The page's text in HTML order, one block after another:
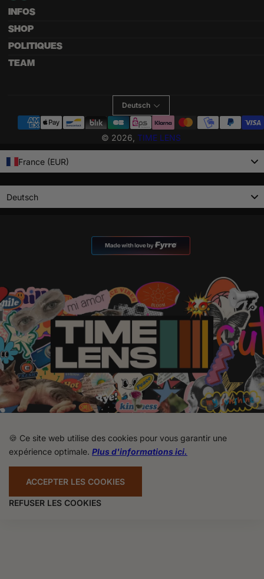
INFOS
SHOP
POLITIQUES
TEAM
Deutsch
© 2026, TIME LENS
Zahlungsmethoden
France (EUR)
Deutsch
🍪 Ce site web utilise des cookies pour vous garantir une
expérience optimale. Plus d'informations ici.
ACCEPTER LES COOKIES
REFUSER LES COOKIES